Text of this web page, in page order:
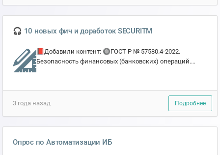
🎧 10 новых фич и доработок SECURITM
📕Добавили контент: 🔘ГОСТ Р № 57580.4-2022.
Безопасность финансовых (банковских) операций.
3 года назад Подробнее
Опрос по Автоматизации ИБ